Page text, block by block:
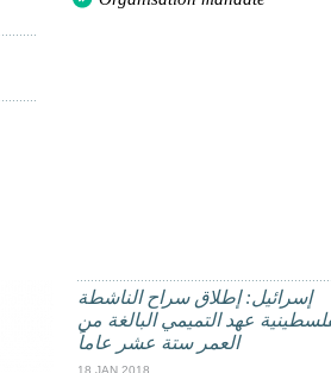
إسرائيل: إطلاق سراح الناشطة
عهد التميمي البالغة من
العمر ستة عشر عاماً
18 JAN 2018